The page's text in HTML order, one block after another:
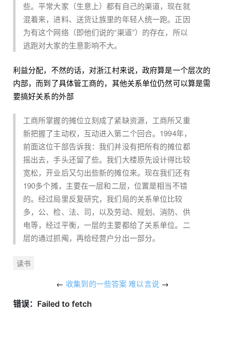
些。平常大家（生意上）都有自己的渠道，现在就
混着来，进料、送货让族里的年轻人统一跑。正因
为有这个网络（即他们说的“渠道”）的存在，所以
逃跑对大家的生意影响不大。
利益分配，不然的话，对浙江村来说，政府算是一个层次的
内部，而到了具体管工商的，其他关系单位仍然可以算是需
要搞好关系的外部
工商所掌握的摊位立刻成了紧缺资源，工商所又重
新把握了主动权，互动进入第二个回合。1994年，
前面这位干部告诉我：我们并没有把所有的摊位都
摇出去，手头还留了些。我们大楼原先设计得比较
宽松，开业后又匀出些新的摊位来。现在我们还有
190多个摊，主要在一层和二层，位置是相当不错
的。经过局里反复研究，我们局的关系单位比较
多，公、检、法、司，以及劳动、规划、消防、供
电等，经过平衡，一层的主要都给了关系单位。二
层的通过抓阄，再给经营户分出一部分。
读书
← 收集到的一些答案 难以言说→